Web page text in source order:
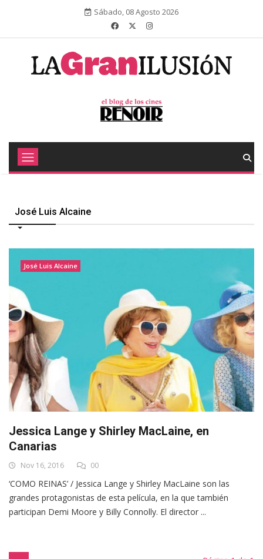
Sábado, 08 Agosto 2026
José Luis Alcaine
José Luis Alcaine
Jessica Lange y Shirley MacLaine, en
Canarias
Nov 16, 2016 00
‘COMO REINAS’ / Jessica Lange y Shirley MacLaine son las
grandes protagonistas de esta película, en la que también
participan Demi Moore y Billy Connolly. El director ...